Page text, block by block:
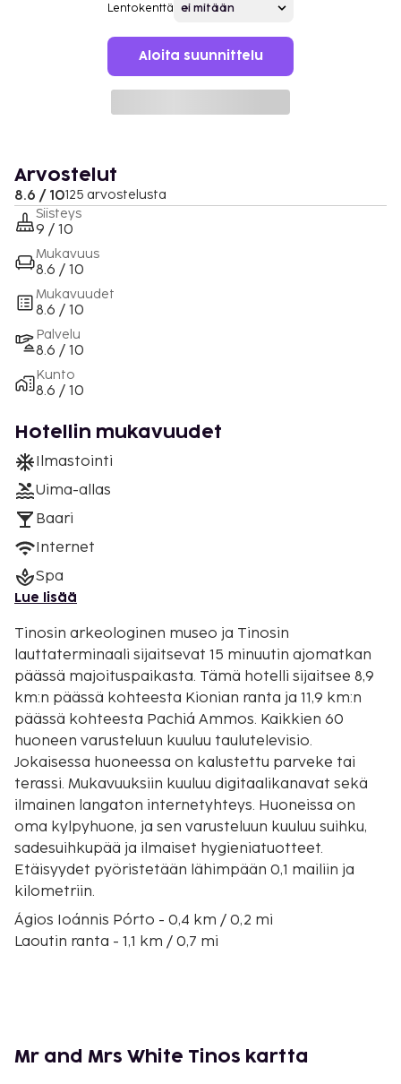
Lentokenttä
Aloita suunnittelu
Arvostelut
8.6 / 10125 arvostelusta
Siisteys
9 / 10
Mukavuus
8.6 / 10
Mukavuudet
8.6 / 10
Palvelu
8.6 / 10
Kunto
8.6 / 10
Hotellin mukavuudet
Ilmastointi
Uima-allas
Baari
Internet
Spa
Lue lisää
Tinosin arkeologinen museo ja Tinosin
lauttaterminaali sijaitsevat 15 minuutin ajomatkan
päässä majoituspaikasta. Tämä hotelli sijaitsee 8,9
km:n päässä kohteesta Kionian ranta ja 11,9 km:n
päässä kohteesta Pachiá Ammos. Kaikkien 60
huoneen varusteluun kuuluu taulutelevisio.
Jokaisessa huoneessa on kalustettu parveke tai
terassi. Mukavuuksiin kuuluu digitaalikanavat sekä
ilmainen langaton internetyhteys. Huoneissa on
oma kylpyhuone, ja sen varusteluun kuuluu suihku,
sadesuihkupää ja ilmaiset hygieniatuotteet.
Etäisyydet pyöristetään lähimpään 0,1 mailiin ja
kilometriin.
Ágios Ioánnis Pórto - 0,4 km / 0,2 mi
Laoutin ranta - 1,1 km / 0,7 mi
Tinosin kulttuurisäätiö - 6,4 km / 3,9 mi
Mr and Mrs White Tinos kartta